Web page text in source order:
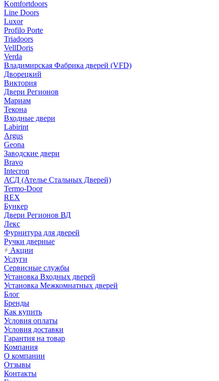
Komfortdoors
Line Doors
Luxor
Profilo Porte
Triadoors
VellDoris
Verda
Владимирская Фабрика дверей (VFD)
Дворецкий
Виктория
Двери Регионов
Мариам
Текона
Входные двери
Labirint
Argus
Geona
Заводские двери
Bravo
Intecron
АСД (Ателье Стальных Дверей)
Termo-Door
REX
Бункер
Двери Регионов ВД
Лекс
Фурнитура для дверей
Ручки дверные
Акции
Услуги
Сервисные службы
Установка Входных дверей
Установка Межкомнатных дверей
Блог
Бренды
Как купить
Условия оплаты
Условия доставки
Гарантия на товар
Компания
О компании
Отзывы
Контакты